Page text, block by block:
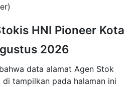
HNI Pioneer Kota
2026
data alamat Agen Stok
tampilkan pada halaman ini